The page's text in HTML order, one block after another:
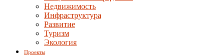
Недвижимость
Инфраструктура
Развитие
Туризм
Экология
Проекты